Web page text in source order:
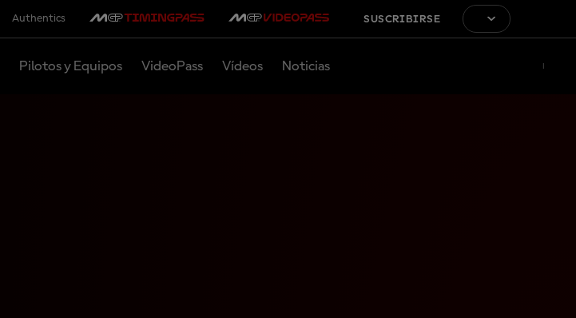
Authentics SUSCRIBIRSE
Pilotos y Equipos VideoPass Vídeos Noticias